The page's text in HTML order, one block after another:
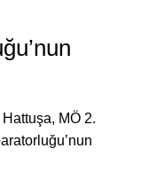
MÖ 2.